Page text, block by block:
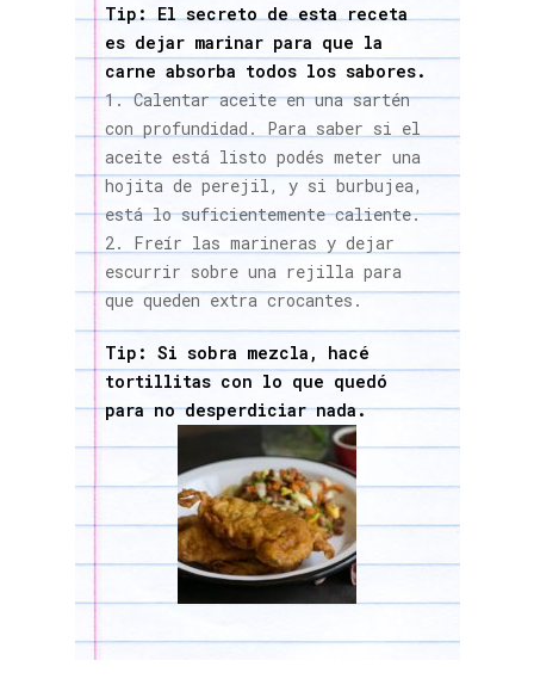
Tip: El secreto de esta receta
es dejar marinar para que la
carne absorba todos los sabores.
Calentar aceite en una sartén
con profundidad. Para saber si el
aceite está listo podés meter una
hojita de perejil, y si burbujea,
está lo suficientemente caliente.
Freír las marineras y dejar
escurrir sobre una rejilla para
que queden extra crocantes.
Tip: Si sobra mezcla, hacé
tortillitas con lo que quedó
para no desperdiciar nada.